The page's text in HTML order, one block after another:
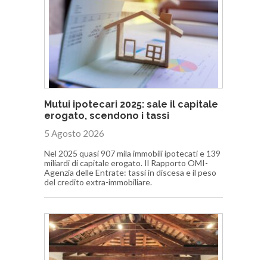
Mutui ipotecari 2025: sale il capitale
erogato, scendono i tassi
5 Agosto 2026
Nel 2025 quasi 907 mila immobili ipotecati e 139
miliardi di capitale erogato. Il Rapporto OMI-
Agenzia delle Entrate: tassi in discesa e il peso
del credito extra-immobiliare.